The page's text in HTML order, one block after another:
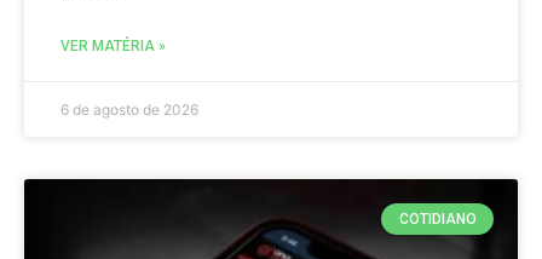
VER MATÉRIA »
6 de agosto de 2026
COTIDIANO